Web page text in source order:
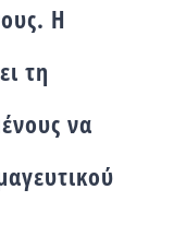
Η
τη
να